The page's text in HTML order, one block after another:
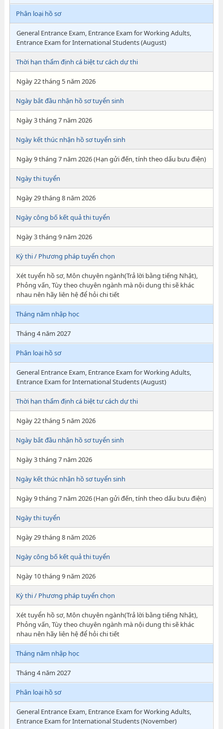
Phân loại hồ sơ
General Entrance Exam, Entrance Exam for Working Adults,
Entrance Exam for International Students (August)
Thời hạn thẩm định cá biệt tư cách dự thi
Ngày 22 tháng 5 năm 2026
Ngày bắt đầu nhận hồ sơ tuyển sinh
Ngày 3 tháng 7 năm 2026
Ngày kết thúc nhận hồ sơ tuyển sinh
Ngày 9 tháng 7 năm 2026 (Hạn gửi đến, tính theo dấu bưu điện)
Ngày thi tuyển
Ngày 29 tháng 8 năm 2026
Ngày công bố kết quả thi tuyển
Ngày 3 tháng 9 năm 2026
Kỳ thi / Phương pháp tuyển chọn
Xét tuyển hồ sơ, Môn chuyên ngành(Trả lời bằng tiếng Nhật),
Phỏng vấn, Tùy theo chuyên ngành mà nội dung thi sẽ khác
nhau nên hãy liên hệ để hỏi chi tiết
Tháng năm nhập học
Tháng 4 năm 2027
Phân loại hồ sơ
General Entrance Exam, Entrance Exam for Working Adults,
Entrance Exam for International Students (August)
Thời hạn thẩm định cá biệt tư cách dự thi
Ngày 22 tháng 5 năm 2026
Ngày bắt đầu nhận hồ sơ tuyển sinh
Ngày 3 tháng 7 năm 2026
Ngày kết thúc nhận hồ sơ tuyển sinh
Ngày 9 tháng 7 năm 2026 (Hạn gửi đến, tính theo dấu bưu điện)
Ngày thi tuyển
Ngày 29 tháng 8 năm 2026
Ngày công bố kết quả thi tuyển
Ngày 10 tháng 9 năm 2026
Kỳ thi / Phương pháp tuyển chọn
Xét tuyển hồ sơ, Môn chuyên ngành(Trả lời bằng tiếng Nhật),
Phỏng vấn, Tùy theo chuyên ngành mà nội dung thi sẽ khác
nhau nên hãy liên hệ để hỏi chi tiết
Tháng năm nhập học
Tháng 4 năm 2027
Phân loại hồ sơ
General Entrance Exam, Entrance Exam for Working Adults,
Entrance Exam for International Students (November)